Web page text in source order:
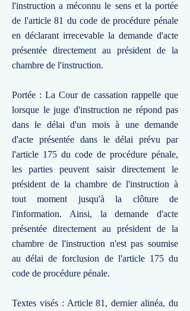
l'instruction a méconnu le sens et la portée
de l'article 81 du code de procédure pénale
en déclarant irrecevable la demande d'acte
présentée directement au président de la
chambre de l'instruction.
Portée : La Cour de cassation rappelle que
lorsque le juge d'instruction ne répond pas
dans le délai d'un mois à une demande
d'acte présentée dans le délai prévu par
l'article 175 du code de procédure pénale,
les parties peuvent saisir directement le
président de la chambre de l'instruction à
tout moment jusqu'à la clôture de
l'information. Ainsi, la demande d'acte
présentée directement au président de la
chambre de l'instruction n'est pas soumise
au délai de forclusion de l'article 175 du
code de procédure pénale.
Textes visés : Article 81, dernier alinéa, du